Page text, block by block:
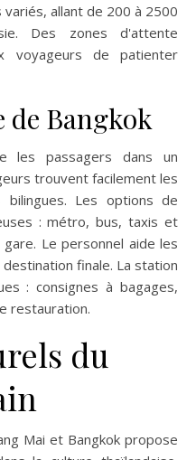
allant de 200 à 2500
Des zones d'attente
voyageurs de patienter
de Bangkok
les passagers dans un
trouvent facilement les
bilingues. Les options de
: métro, bus, taxis et
Le personnel aide les
finale. La station
: consignes à bagages,
restauration.
du
Mai et Bangkok propose